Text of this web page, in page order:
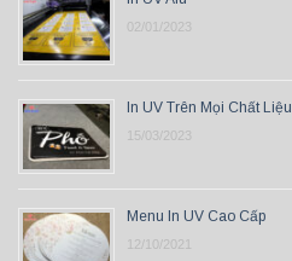
02/01/2023
In UV Trên Mọi Chất Liệu
15/03/2023
Menu In UV Cao Cấp
12/10/2021